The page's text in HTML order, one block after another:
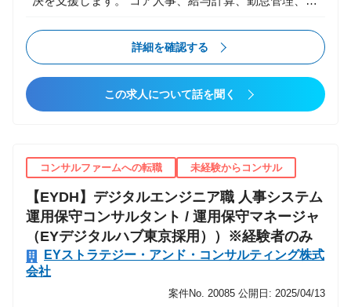
Designers： 従業員等行動・体験の分析や構想策定、
さらに体験デザインの手法を用いた要件定義、プロト
また、COEなどDX内製化の推進も支援していただき
ます。 ■Pro Developers： 体験デザインとマイクロソ
ローコード開発による市民開発の支援、および専門性
を活かした高度なプログラミング技術によるアプリケ
ーションを開発するプロ開発者として活躍頂きます。
■Technology Architects： マイクロソフトクラウドの
利点を生かし最新標準機能をフル活用したテクノロジ
ーコンサルテーション、アーキテクチャデザイン、環
境構築、ならびにPro Developersとともにマイクロソ
し、構想策定、要件定義、システム導入、運用安定
化、継続的な改善までの一連のフェーズを一気通貫で
支援します。 企業のグローバル化が加速している現在
は、グローバルに統一されたコア人事とタレントマネ
ことも求められています。 本ポジションでは、クライ
アントの人事業務改革を支援します。業務要件を整理
し、設計実装を行い、テストを経て、運用保守、プロ
セス改善に至るまでのあらゆるフェーズにおいてプロ
ジェクトを遂行します。プロジェクトリーダーの指導
の下、メンバー進捗管理や課題管理等のマネジメント
のサポートにも携わっていただきます。 クライアント
固有の業務要件については、Java/ABAPによるプログ
詳細を確認する
この求人について話を聞く
コンサルファームへの転職 未経験からコンサル
【EYDH】デジタルエンジニア職 人事システム
運用保守コンサルタント / 運用保守マネージャ
（EYデジタルハブ東京採用））※経験者のみ
EYストラテジー・アンド・コンサルティング株式
会社
案件No. 20085 公開日: 2025/04/13